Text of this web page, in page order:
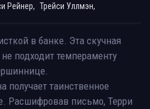
Рейнер, Трейси Уллмэн,
в банке. Эта скучная
подходит темпераменту
получает таинственное
Расшифровав письмо, Терри